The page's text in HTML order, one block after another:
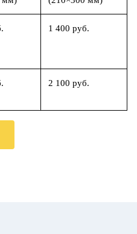
1 400 руб.
2 100 руб.